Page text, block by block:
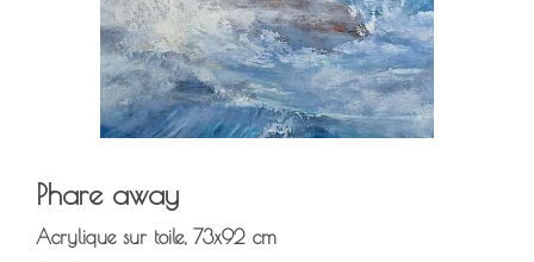
Phare away
Acrylique sur toile, 73x92 cm